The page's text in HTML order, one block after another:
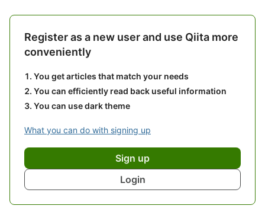
Register as a new user and use Qiita more
conveniently
You get articles that match your needs
You can efficiently read back useful information
You can use dark theme
What you can do with signing up
Sign up
Login